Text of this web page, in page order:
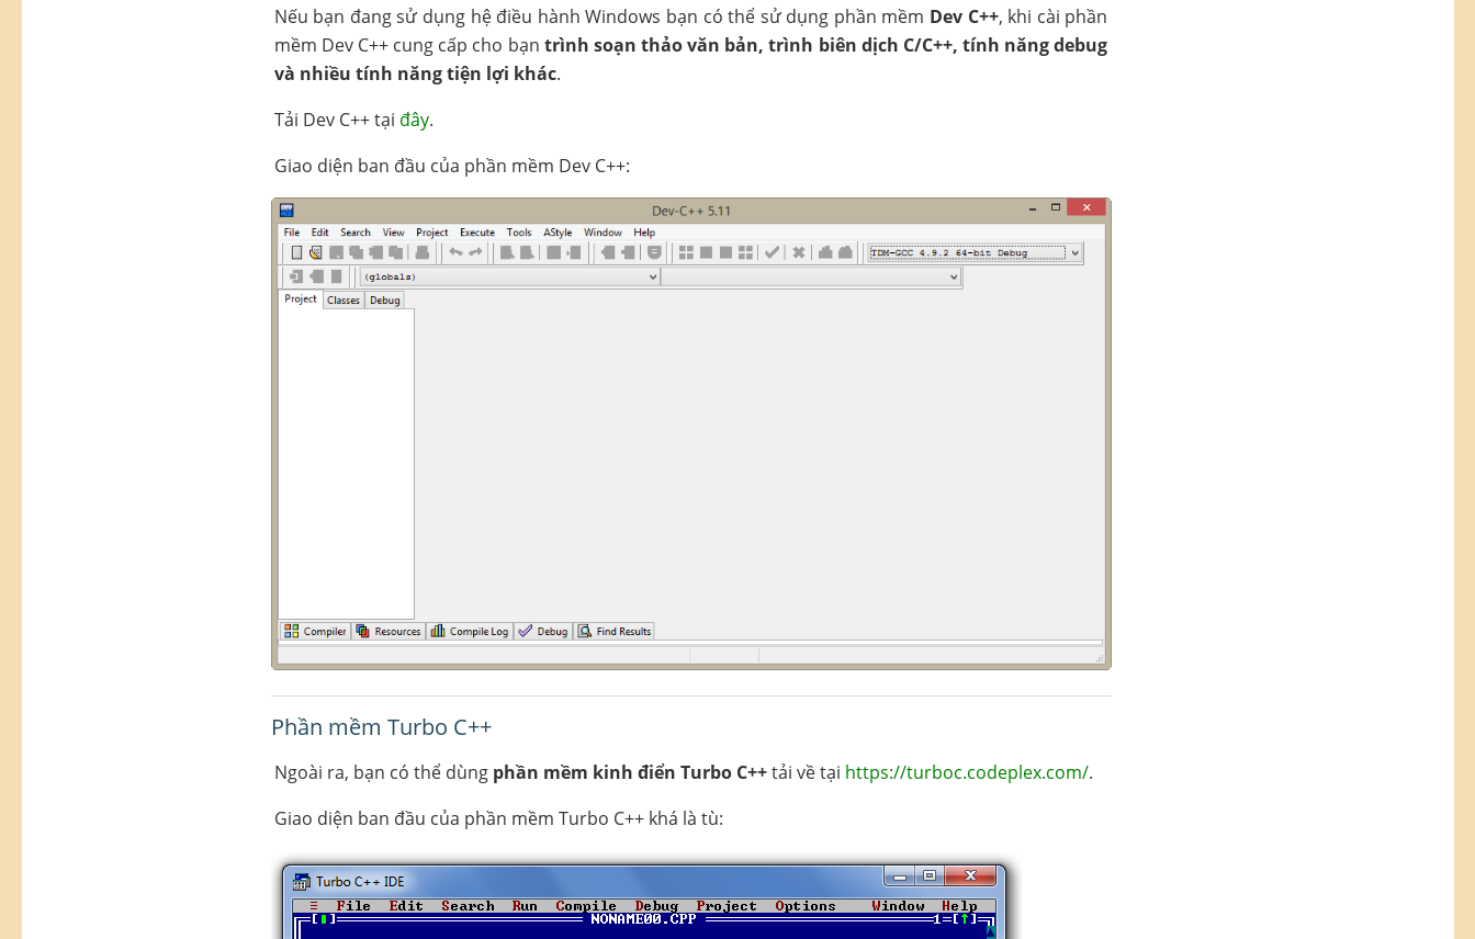
Nếu bạn đang sử dụng hệ điều hành Windows bạn có thể sử dụng phần mềm Dev C++, khi cài phần
mềm Dev C++ cung cấp cho bạn trình soạn thảo văn bản, trình biên dịch C/C++, tính năng debug
và nhiều tính năng tiện lợi khác.
Tải Dev C++ tại đây.
Giao diện ban đầu của phần mềm Dev C++:
Phần mềm Turbo C++
Ngoài ra, bạn có thể dùng phần mềm kinh điển Turbo C++tải về tại https://turboc.codeplex.com/.
Giao diện ban đầu của phần mềm Turbo C++ khá là tù: